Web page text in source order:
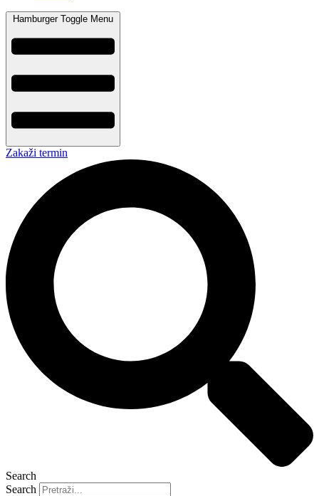
Hamburger Toggle Menu
Zakaži termin
Search
Search